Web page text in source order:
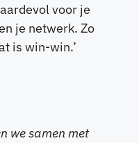
voor je
je netwerk. Zo
is win-win.’
we samen met